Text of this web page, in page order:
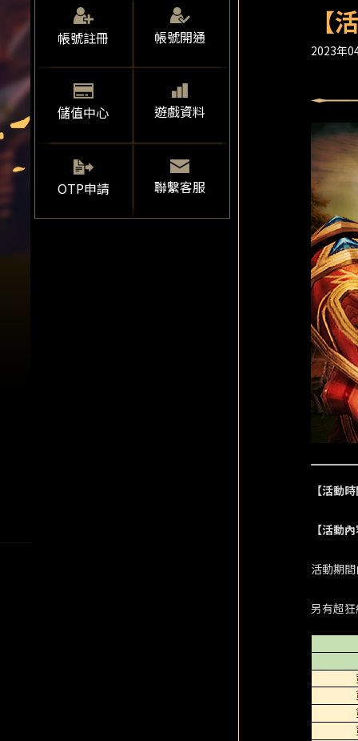
帳號註冊 帳號開通
儲值中心 遊戲資料
OTP申請 聯繫客服
【
2023年
【活動
【活動
活動期
另有超